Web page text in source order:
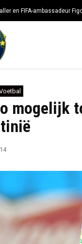
en FIFA-ambassadeur
mogelijk